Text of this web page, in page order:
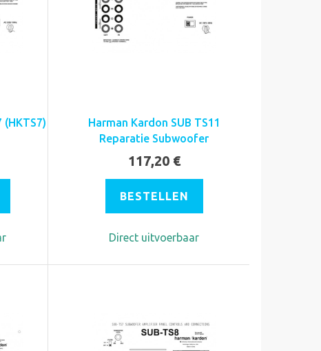
(HKTS7)
Harman Kardon SUB TS11
Reparatie Subwoofer
117,20 €
BESTELLEN
Direct uitvoerbaar